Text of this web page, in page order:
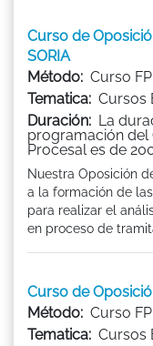
Curso de
SORIA
Método: Curso
Tematica: Cursos
Duración: La
programación del
Procesal es de
Nuestra Oposición
a la formación de
para realizar el
en proceso de
Curso de
Método: Curso
Tematica: Cursos